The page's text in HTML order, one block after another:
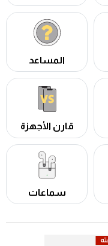
المساعد
قارن الأجهزة
سماعات